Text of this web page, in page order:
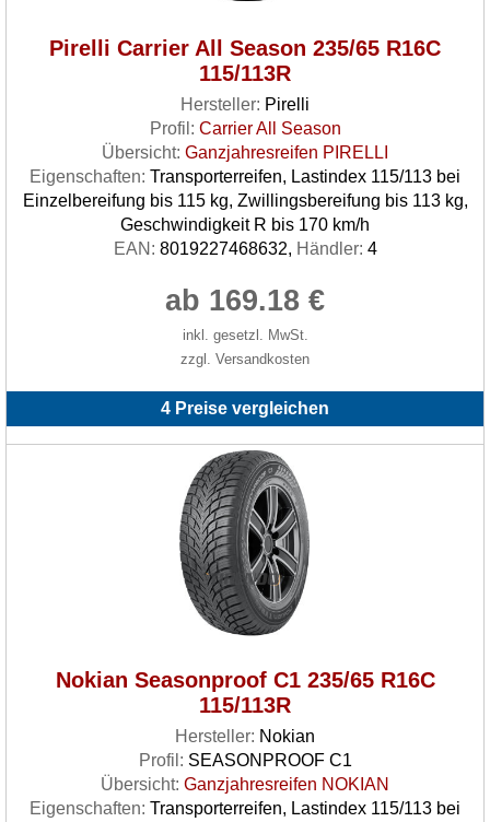
Pirelli Carrier All Season 235/65 R16C
115/113R
Hersteller: Pirelli
Profil: Carrier All Season
Übersicht: Ganzjahresreifen PIRELLI
Eigenschaften: Transporterreifen, Lastindex 115/113 bei
Einzelbereifung bis 115 kg, Zwillingsbereifung bis 113 kg,
Geschwindigkeit R bis 170 km/h
EAN: 8019227468632, Händler: 4
ab 169.18 €
inkl. gesetzl. MwSt.
zzgl. Versandkosten
4 Preise vergleichen
Nokian Seasonproof C1 235/65 R16C
115/113R
Hersteller: Nokian
Profil: SEASONPROOF C1
Übersicht: Ganzjahresreifen NOKIAN
Eigenschaften: Transporterreifen, Lastindex 115/113 bei